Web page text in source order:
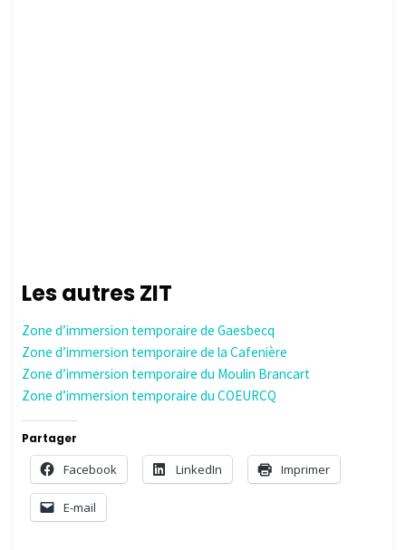
Les autres ZIT
Zone d’immersion temporaire de Gaesbecq
Zone d’immersion temporaire de la Cafenière
Zone d’immersion temporaire du Moulin Brancart
Zone d’immersion temporaire du COEURCQ
Partager
Facebook LinkedIn Imprimer
E-mail